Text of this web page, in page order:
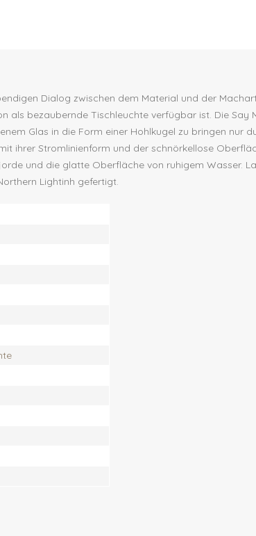
Dialog zwischen dem Material und der
bezaubernde Tischleuchte verfügbar ist. Die
Glas in die Form einer Hohlkugel zu bringen nur
ihrer Stromlinienform und der schnörkellose
und die glatte Oberfläche von ruhigem Wasser.
Lightinh gefertigt.